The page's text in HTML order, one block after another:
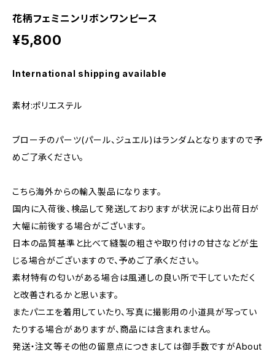
花柄フェミニンリボンワンピース
¥5,800
International shipping available
素材:ポリエステル
ブローチのパーツ(パール、ジュエル)はランダムとなりますので予
めご了承ください。
こちら海外からの輸入製品になります。
国内に入荷後、検品して発送しておりますが状況により出荷日が
大幅に前後する場合がございます。
日本の品質基準と比べて縫製の粗さや取り付けの甘さなどが生
じる場合がございますので、予めご了承ください。
素材特有の匂いがある場合は風通しの良い所で干していただく
と改善されるかと思います。
またパニエを着用していたり、写真に撮影用の小道具が写ってい
たりする場合がありますが、商品には含まれません。
発送・注文等その他の留意点につきましては御手数ですがAbout